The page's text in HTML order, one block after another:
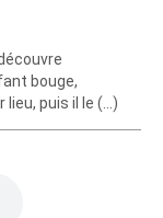
bouge,
puis il le (…)